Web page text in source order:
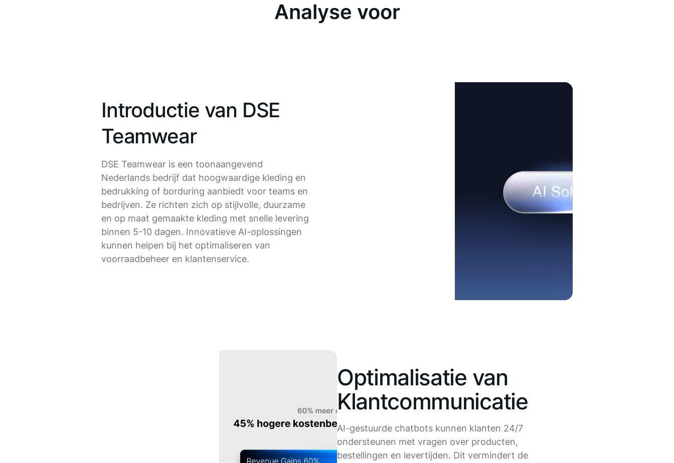
Analyse voor
Introductie van DSE
Teamwear
DSE Teamwear is een toonaangevend
Nederlands bedrijf dat hoogwaardige kleding en
bedrukking of borduring aanbiedt voor teams en
bedrijven. Ze richten zich op stijlvolle, duurzame
en op maat gemaakte kleding met snelle levering
binnen 5-10 dagen. Innovatieve AI-oplossingen
kunnen helpen bij het optimaliseren van
voorraadbeheer en klantenservice.
Optimalisatie van
Klantcommunicatie
AI-gestuurde chatbots kunnen klanten 24/7
ondersteunen met vragen over producten,
bestellingen en levertijden. Dit vermindert de